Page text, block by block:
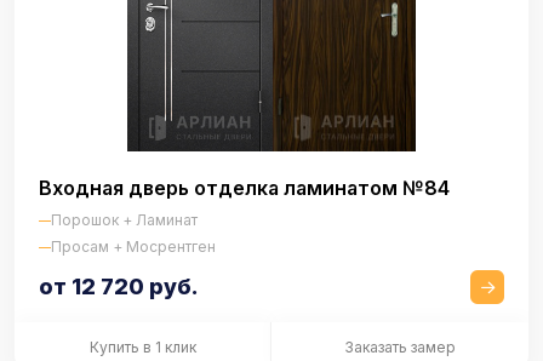
Входная дверь отделка ламинатом №84
Порошок + Ламинат
Просам + Мосрентген
от 12 720 руб.
Купить в 1 клик Заказать замер